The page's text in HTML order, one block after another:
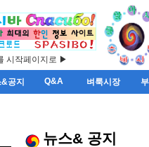
시작페이지로 ▶
공지 Q&A 벼룩시장
뉴스& 공지